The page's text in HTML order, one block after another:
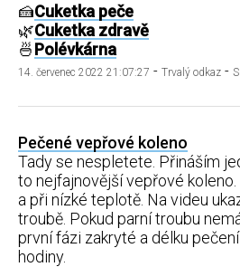
🍰Cuketka peče
🌿Cuketka zdravě
🍜Polévkárna
14. červenec 2022 21:07:27 - Trvalý odkaz -
Pečené vepřové koleno
Tady se nespletete. Přináším
to nejfajnovější vepřové
a při nízké teplotě. Na videu
troubě. Pokud parní troubu
první fázi zakryté a délku
hodiny.